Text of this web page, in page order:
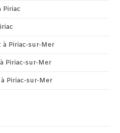
Piriac
à Piriac-sur-Mer
Piriac-sur-Mer
Piriac-sur-Mer